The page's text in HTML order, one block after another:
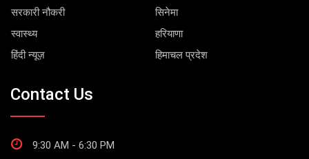
सरकारी नौकरी
सिनेमा
स्वास्थ्य
हरियाणा
हिंदी न्यूज़
हिमाचल प्रदेश
Contact Us
9:30 AM - 6:30 PM